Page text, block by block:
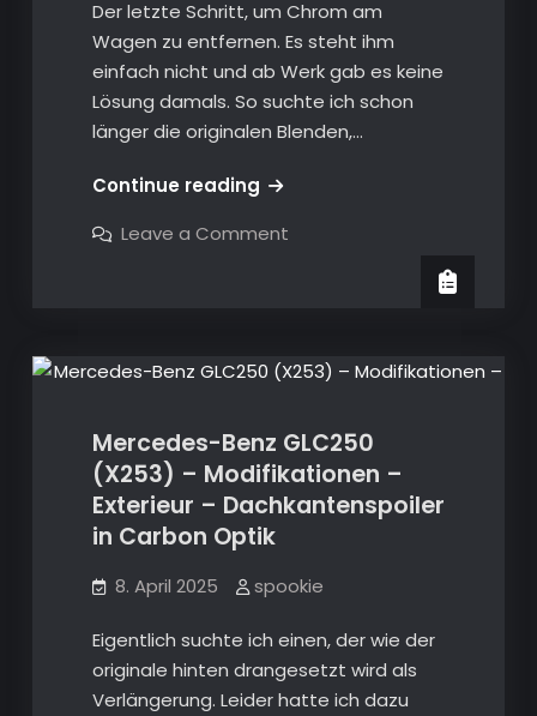
Der letzte Schritt, um Chrom am
Wagen zu entfernen. Es steht ihm
einfach nicht und ab Werk gab es keine
Lösung damals. So suchte ich schon
länger die originalen Blenden,…
Continue readingMercedes-
GLC250
–
AMG
GLC43
Endrohrblenden
in
schwarz-
chrom
Leave a Commenton
Exterieur
GLC43
Endrohrblenden
in
schwarz-
chrom
Mercedes-Benz GLC250
(X253) – Modifikationen –
Exterieur – Dachkantenspoiler
in Carbon Optik
8. April 2025 spookie
Eigentlich suchte ich einen, der wie der
originale hinten drangesetzt wird als
Verlängerung. Leider hatte ich dazu